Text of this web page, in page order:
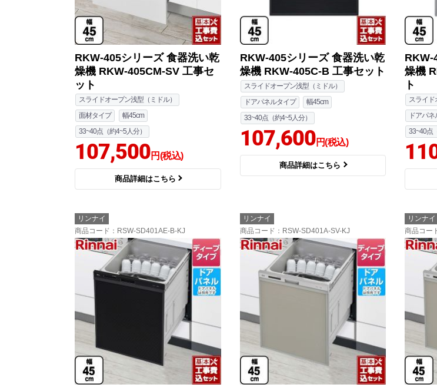
RKW-405シリーズ 食器洗い乾
燥機 RKW-405CM-SV 工事セ
ット
スライドオープン浅型（ミドル）
面材タイプ
幅45cm
33~40点（約4~5人分）
107,500円(税込)
商品詳細はこちら
RKW-405シリーズ 食器洗い乾
燥機 RKW-405C-B 工事セット
スライドオープン浅型（ミドル）
ドアパネルタイプ
幅45cm
33~40点（約4~5人分）
107,600円(税込)
商品詳細はこちら
RKW-
燥機
ト
スライド
ドアパ
33~40点
リンナイ
商品コード ：RSW-SD401AE-B-KJ
リンナイ
商品コード ：RSW-SD401A-SV-KJ
リンナイ
商品コー